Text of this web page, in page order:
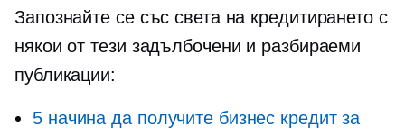
Запознайте се със света на кредитирането с
някои от тези задълбочени и разбираеми
публикации:
5 начина да получите бизнес кредит за